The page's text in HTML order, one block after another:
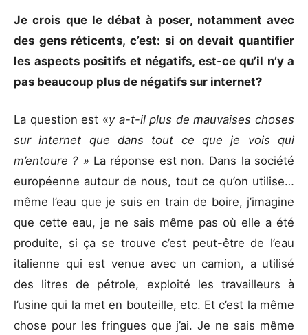
Je crois que le débat à poser, notamment avec
des gens réticents, c’est: si on devait quantifier
les aspects positifs et négatifs, est-ce qu’il n’y a
pas beaucoup plus de négatifs sur internet?
La question est «y a-t-il plus de mauvaises choses
sur internet que dans tout ce que je vois qui
m’entoure ? » La réponse est non. Dans la société
européenne autour de nous, tout ce qu’on utilise…
même l’eau que je suis en train de boire, j’imagine
que cette eau, je ne sais même pas où elle a été
produite, si ça se trouve c’est peut-être de l’eau
italienne qui est venue avec un camion, a utilisé
des litres de pétrole, exploité les travailleurs à
l’usine qui la met en bouteille, etc. Et c’est la même
chose pour les fringues que j’ai. Je ne sais même